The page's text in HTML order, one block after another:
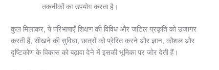
तकनीकों का उपयोग करता है।
कुल मिलाकर, ये परिभाषाएँ शिक्षण की विविध और जटिल प्रकृति को उजागर
करती हैं, सीखने की सुविधा, छात्रों को प्रेरित करने और ज्ञान, कौशल और
दृष्टिकोण के विकास को बढ़ावा देने में इसकी भूमिका पर जोर देती हैं।